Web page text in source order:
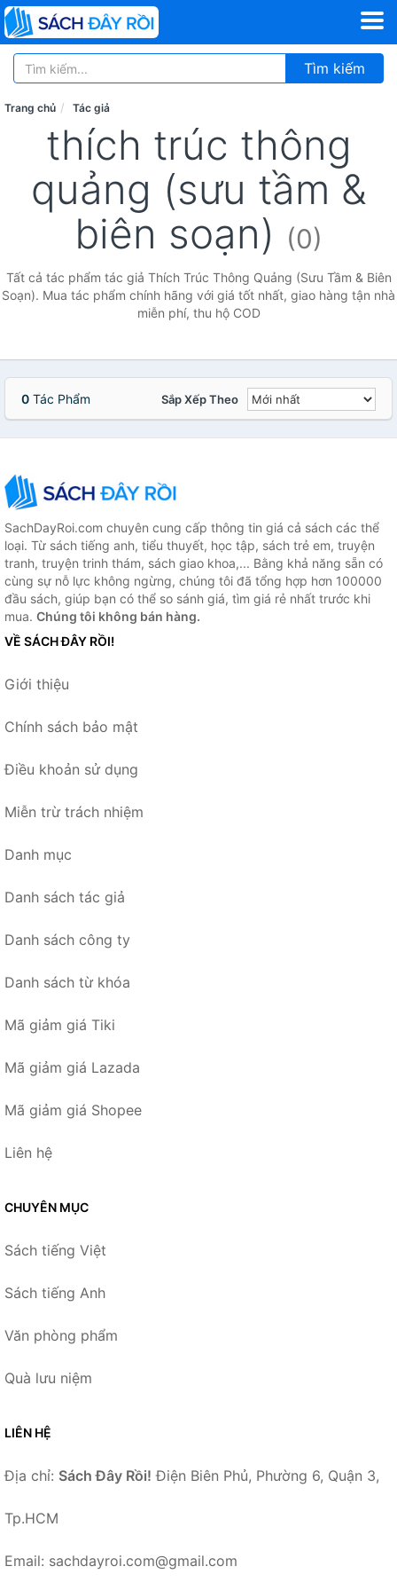
Tìm kiếm
Trang chủ Tác giả
thích trúc thông
quảng (sưu tầm &
biên soạn) (0)
Tất cả tác phẩm tác giả Thích Trúc Thông Quảng (Sưu Tầm & Biên
Soạn). Mua tác phẩm chính hãng với giá tốt nhất, giao hàng tận nhà
miễn phí, thu hộ COD
0 Tác Phẩm Sắp Xếp Theo
SachDayRoi.com chuyên cung cấp thông tin giá cả sách các thể
loại. Từ sách tiếng anh, tiểu thuyết, học tập, sách trẻ em, truyện
tranh, truyện trinh thám, sách giao khoa,... Bằng khả năng sẵn có
cùng sự nỗ lực không ngừng, chúng tôi đã tổng hợp hơn 100000
đầu sách, giúp bạn có thể so sánh giá, tìm giá rẻ nhất trước khi
mua. Chúng tôi không bán hàng.
VỀ SÁCH ĐÂY RỒI!
Giới thiệu
Chính sách bảo mật
Điều khoản sử dụng
Miễn trừ trách nhiệm
Danh mục
Danh sách tác giả
Danh sách công ty
Danh sách từ khóa
Mã giảm giá Tiki
Mã giảm giá Lazada
Mã giảm giá Shopee
Liên hệ
CHUYÊN MỤC
Sách tiếng Việt
Sách tiếng Anh
Văn phòng phẩm
Quà lưu niệm
LIÊN HỆ
Địa chỉ: Sách Đây Rồi! Điện Biên Phủ, Phường 6, Quận 3,
Tp.HCM
Email: sachdayroi.com@gmail.com